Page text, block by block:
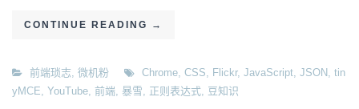
CONTINUE READING →
前端琐志, 微机粉 Chrome, CSS, Flickr, JavaScript, JSON , tin
yMCE, YouTube, 前端, 暴雪, 正则表达式, 豆知识